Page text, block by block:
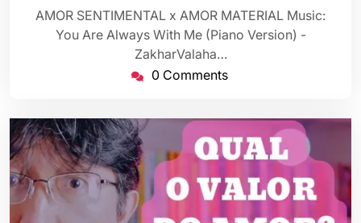
2022
AMOR SENTIMENTAL x AMOR MATERIAL Music:
You Are Always With Me (Piano Version) -
ZakharValaha…
0 Comments